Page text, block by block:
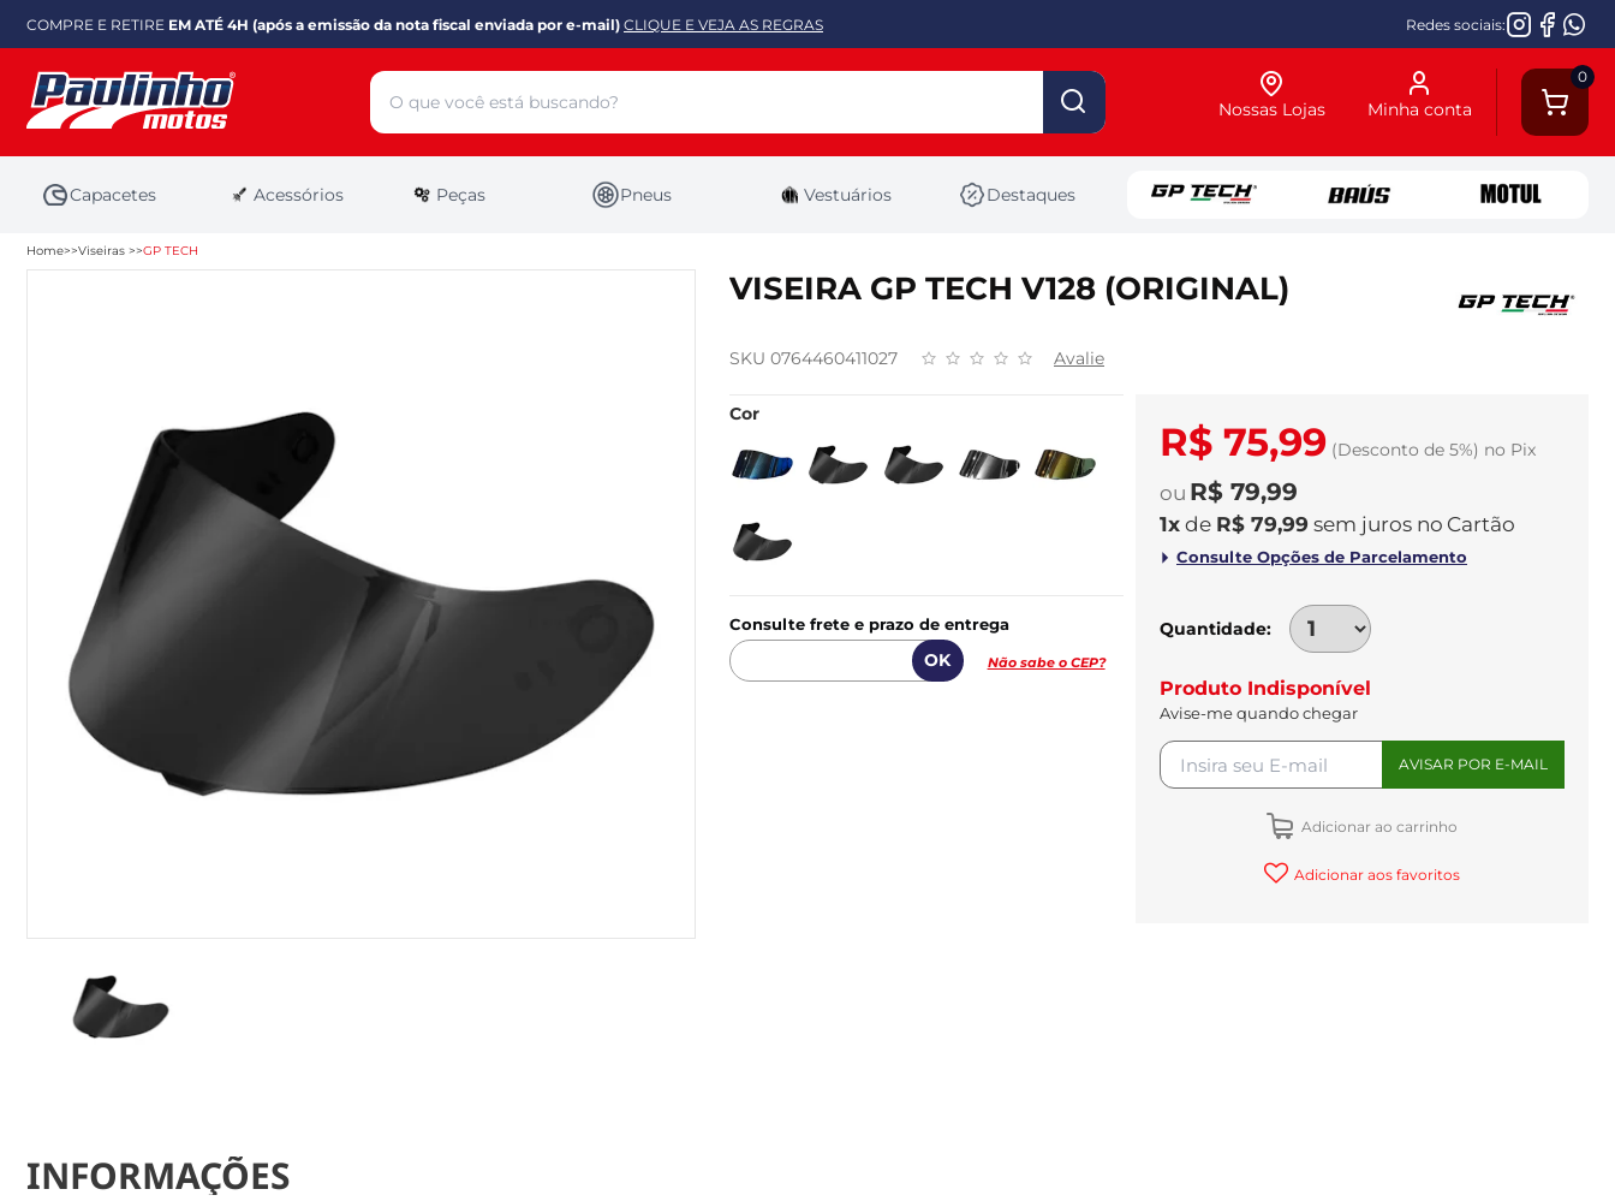
COMPRE E RETIRE EM ATÉ 4H (após a emissão da nota fiscal enviada por e-mail) CLIQUE E VEJA AS REGRAS Redes sociais:
0
Minha conta
Nossas Lojas
Capacetes Acessórios Peças Pneus Vestuários Destaques
Home Viseiras GP TECH
VISEIRA GP TECH V128 (ORIGINAL)
SKU 0764460411027 Avalie
Cor
Consulte frete e prazo de entrega
Não sabe o CEP?
R$ 75,99 (Desconto de 5%) no Pix
R$ 79,99
1x de R$ 79,99 sem juros no
Quantidade
Produto Indisponível
Avise-me quando chegar
Adicionar ao carrinho
Adicionar aos favoritos
INFORMAÇÕES